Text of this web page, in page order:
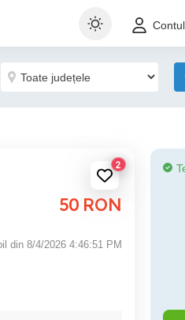
2
50 RON
din 8/4/2026 4:46:51 PM